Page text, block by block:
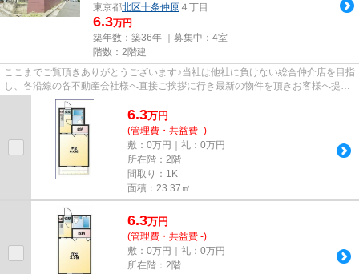
東京都北区十条仲原 ４丁目
6.3万円
築年数：築36年 ｜募集中： 4室
階数：2階建
ここまでご覧頂きありがとうございます♪当社は他社に負けない総合仲介店を目指
し、各沿線の各不動産会社様へ直接ご挨拶に行き最新の物件を頂きお客様へ提供
しております！最新の情報は...
6.3万円
(管理費・共益費 -)
敷：0万円｜礼：0万円
所在階：2階
間取り：1K
面積：23.37㎡
6.3万円
(管理費・共益費 -)
敷：0万円｜礼：0万円
所在階：2階